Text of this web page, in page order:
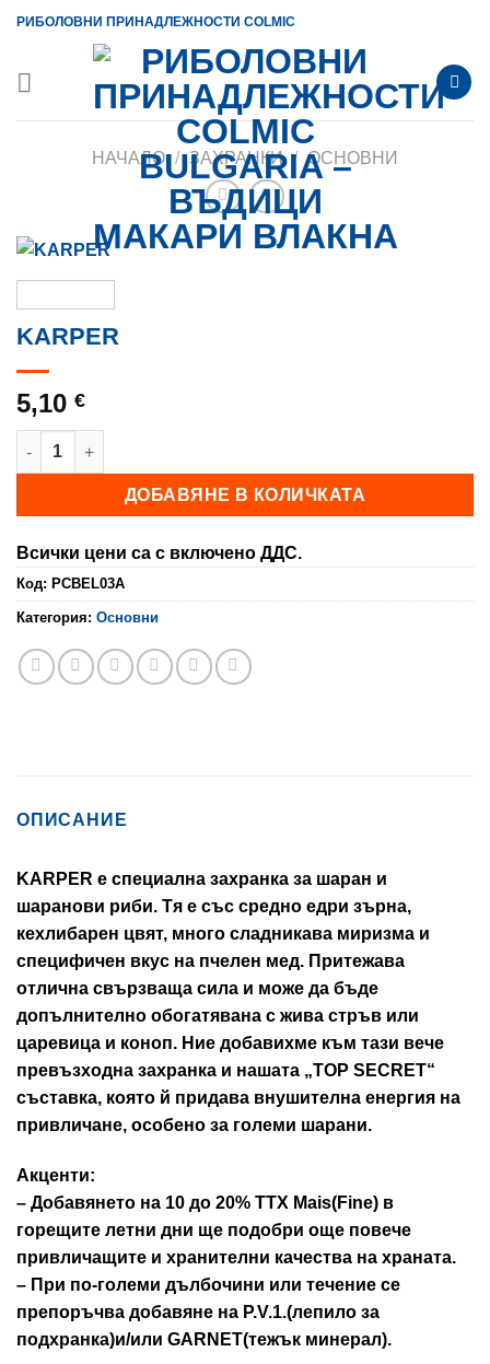
SkipРИБОЛОВНИ ПРИНАДЛЕЖНОСТИ COLMIC
НАЧАЛО / ЗАХРАНКИ / ОСНОВНИ
KARPER
5,10 €
количество за KARPER
ДОБАВЯНЕ В КОЛИЧКАТА
Всички цени са с включено ДДС.
Код: PCBEL03A
Категория: Основни
ОПИСАНИЕ
KARPER е специална захранка за шаран и
шаранови риби. Тя е със средно едри зърна,
кехлибарен цвят, много сладникава миризма и
специфичен вкус на пчелен мед. Притежава
отлична свързваща сила и може да бъде
допълнително обогатявана с жива стръв или
царевица и коноп. Ние добавихме към тази вече
превъзходна захранка и нашата „TOP SECRET“
съставка, която й придава внушителна енергия на
привличане, особено за големи шарани.
Акценти:
– Добавянето на 10 до 20% TTX Mais(Fine) в
горещите летни дни ще подобри още повече
привличащите и хранителни качества на храната.
– При по-големи дълбочини или течение се
препоръчва добавяне на P.V.1.(лепило за
подхранка)и/или GARNET(тежък минерал).